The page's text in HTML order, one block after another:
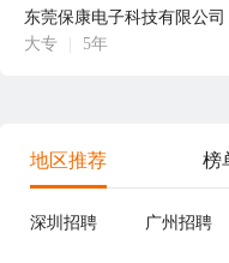
东莞保康电子科技有限公司
大专
5年
地区推荐 榜
深圳招聘 广州招聘